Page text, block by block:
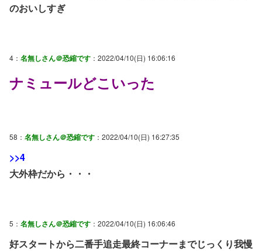
のおいしすぎ
4： 名無しさん＠恐縮です ：2022/04/10(日) 16:06:16
ナミュールどこいった
58： 名無しさん＠恐縮です ：2022/04/10(日) 16:27:35
>>4
大外枠だから・・・
5： 名無しさん＠恐縮です ：2022/04/10(日) 16:06:46
好スタートから二番手追走最終コーナーまでじっくり我慢